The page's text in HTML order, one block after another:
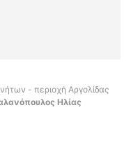
- περιοχή Αργολίδας
Ηλίας